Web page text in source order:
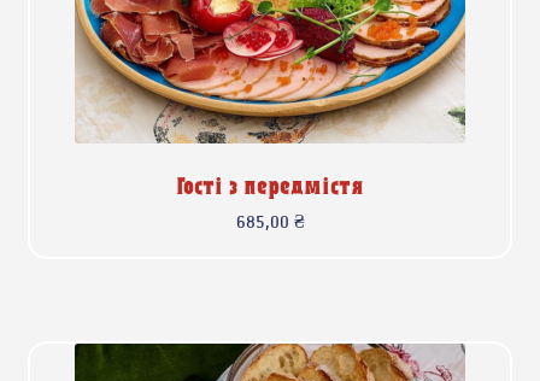
Гості з передмістя
685,00 ₴